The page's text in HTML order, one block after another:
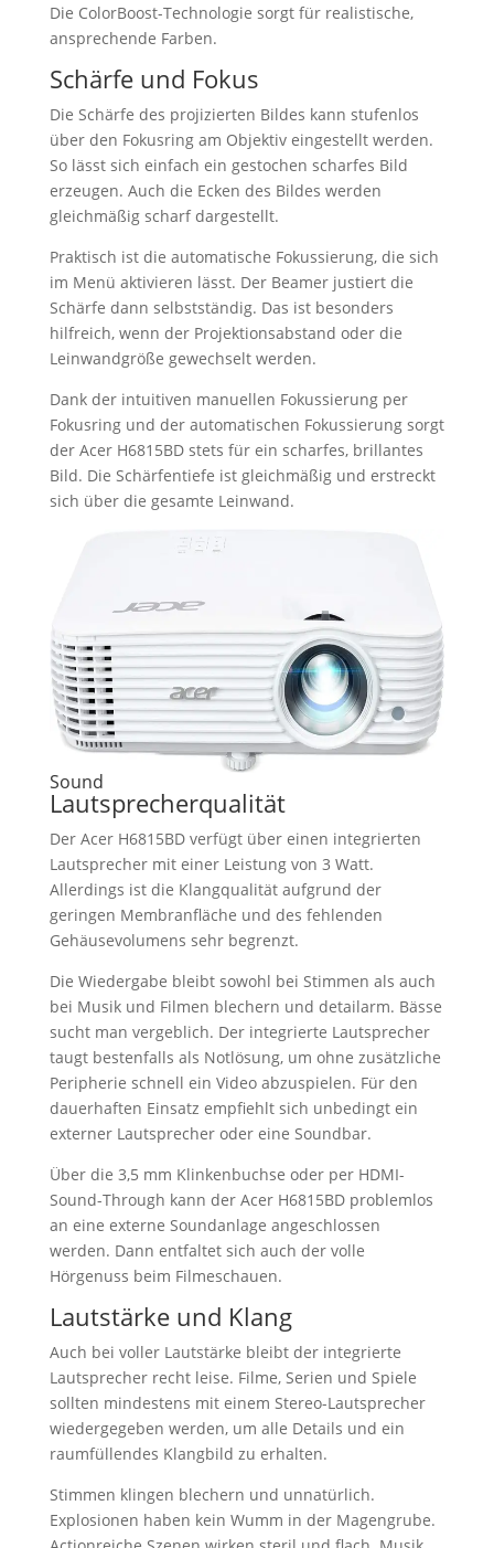
Die ColorBoost-Technologie sorgt für realistische,
ansprechende Farben.
Schärfe und Fokus
Die Schärfe des projizierten Bildes kann stufenlos
über den Fokusring am Objektiv eingestellt werden.
So lässt sich einfach ein gestochen scharfes Bild
erzeugen. Auch die Ecken des Bildes werden
gleichmäßig scharf dargestellt.
Praktisch ist die automatische Fokussierung, die sich
im Menü aktivieren lässt. Der Beamer justiert die
Schärfe dann selbstständig. Das ist besonders
hilfreich, wenn der Projektionsabstand oder die
Leinwandgröße gewechselt werden.
Dank der intuitiven manuellen Fokussierung per
Fokusring und der automatischen Fokussierung sorgt
der Acer H6815BD stets für ein scharfes, brillantes
Bild. Die Schärfentiefe ist gleichmäßig und erstreckt
sich über die gesamte Leinwand.
Sound
Lautsprecherqualität
Der Acer H6815BD verfügt über einen integrierten
Lautsprecher mit einer Leistung von 3 Watt.
Allerdings ist die Klangqualität aufgrund der
geringen Membranfläche und des fehlenden
Gehäusevolumens sehr begrenzt.
Die Wiedergabe bleibt sowohl bei Stimmen als auch
bei Musik und Filmen blechern und detailarm. Bässe
sucht man vergeblich. Der integrierte Lautsprecher
taugt bestenfalls als Notlösung, um ohne zusätzliche
Peripherie schnell ein Video abzuspielen. Für den
dauerhaften Einsatz empfiehlt sich unbedingt ein
externer Lautsprecher oder eine Soundbar.
Über die 3,5 mm Klinkenbuchse oder per HDMI-
Sound-Through kann der Acer H6815BD problemlos
an eine externe Soundanlage angeschlossen
werden. Dann entfaltet sich auch der volle
Hörgenuss beim Filmeschauen.
Lautstärke und Klang
Auch bei voller Lautstärke bleibt der integrierte
Lautsprecher recht leise. Filme, Serien und Spiele
sollten mindestens mit einem Stereo-Lautsprecher
wiedergegeben werden, um alle Details und ein
raumfüllendes Klangbild zu erhalten.
Stimmen klingen blechern und unnatürlich.
Explosionen haben kein Wumm in der Magengrube.